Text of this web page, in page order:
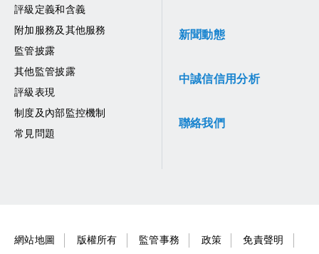
評級定義和含義
附加服務及其他服務
監管披露
其他監管披露
評級表現
制度及內部監控機制
常見問題
新聞動態
中誠信信用分析
聯絡我們
網站地圖 版權所有 監管事務 政策 免責聲明